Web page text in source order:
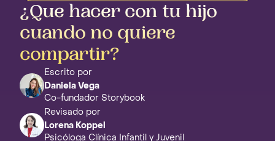
¿Que hacer con tu hijo
cuando no quiere
compartir?
Escrito por
Daniela Vega
Co-fundador Storybook
Revisado por
Lorena Koppel
Psicóloga Clínica Infantil y Juvenil